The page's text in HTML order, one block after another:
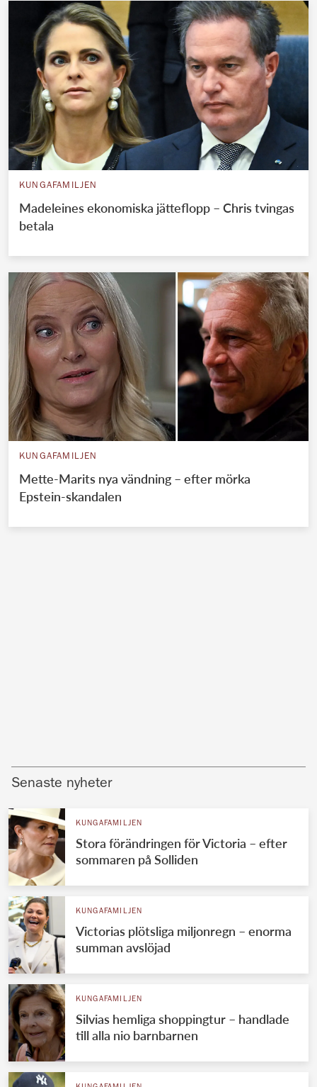
KUNGAFAMILJEN
Madeleines ekonomiska jätteflopp – Chris tvingas
betala
KUNGAFAMILJEN
Mette-Marits nya vändning – efter mörka
Epstein-skandalen
Senaste nyheter
KUNGAFAMILJEN
Stora förändringen för Victoria – efter
sommaren på Solliden
KUNGAFAMILJEN
Victorias plötsliga miljonregn – enorma
summan avslöjad
KUNGAFAMILJEN
Silvias hemliga shoppingtur – handlade
till alla nio barnbarnen